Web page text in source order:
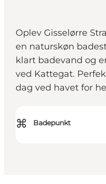
Oplev Gisselørre
en naturskøn
klart badevand og
ved Kattegat.
dag ved havet for
⌘ Badepunkt